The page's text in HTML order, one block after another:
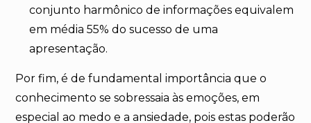
conjunto harmônico de informações equivalem
em média 55% do sucesso de uma
apresentação.
Por fim, é de fundamental importância que o
conhecimento se sobressaia às emoções, em
especial ao medo e a ansiedade, pois estas poderão